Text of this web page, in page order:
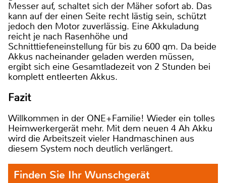
Messer auf, schaltet sich der Mäher sofort ab. Das
kann auf der einen Seite recht lästig sein, schützt
jedoch den Motor zuverlässig. Eine Akkuladung
reicht je nach Rasenhöhe und
Schnitttiefeneinstellung für bis zu 600 qm. Da beide
Akkus nacheinander geladen werden müssen,
ergibt sich eine Gesamtladezeit von 2 Stunden bei
komplett entleerten Akkus.
Fazit
Willkommen in der ONE+Familie! Wieder ein tolles
Heimwerkergerät mehr. Mit dem neuen 4 Ah Akku
wird die Arbeitszeit vieler Handmaschinen aus
diesem System noch deutlich verlängert.
Finden Sie Ihr Wunschgerät